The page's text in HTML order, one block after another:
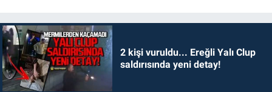
2 kişi vuruldu... Ereğli Yalı Clup
saldırısında yeni detay!